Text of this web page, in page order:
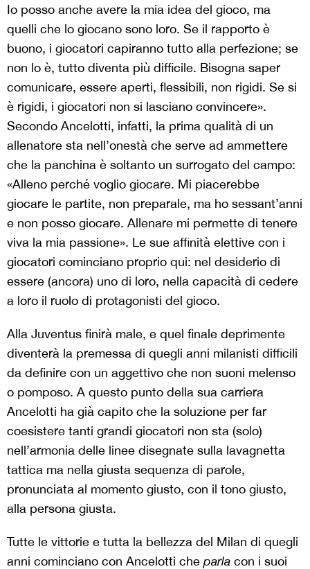
Io posso anche avere la mia idea del gioco, ma
quelli che lo giocano sono loro. Se il rapporto è
buono, i giocatori capiranno tutto alla perfezione; se
non lo è, tutto diventa più difficile. Bisogna saper
comunicare, essere aperti, flessibili, non rigidi. Se si
è rigidi, i giocatori non si lasciano convincere».
Secondo Ancelotti, infatti, la prima qualità di un
allenatore sta nell’onestà che serve ad ammettere
che la panchina è soltanto un surrogato del campo:
«Alleno perché voglio giocare. Mi piacerebbe
giocare le partite, non preparale, ma ho sessant’anni
e non posso giocare. Allenare mi permette di tenere
viva la mia passione». Le sue affinità elettive con i
giocatori cominciano proprio qui: nel desiderio di
essere (ancora) uno di loro, nella capacità di cedere
a loro il ruolo di protagonisti del gioco.
Alla Juventus finirà male, e quel finale deprimente
diventerà la premessa di quegli anni milanisti difficili
da definire con un aggettivo che non suoni melenso
o pomposo. A questo punto della sua carriera
Ancelotti ha già capito che la soluzione per far
coesistere tanti grandi giocatori non sta (solo)
nell’armonia delle linee disegnate sulla lavagnetta
tattica ma nella giusta sequenza di parole,
pronunciata al momento giusto, con il tono giusto,
alla persona giusta.
Tutte le vittorie e tutta la bellezza del Milan di quegli
anni cominciano con Ancelotti che parla con i suoi